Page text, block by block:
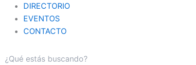
DIRECTORIO
EVENTOS
CONTACTO